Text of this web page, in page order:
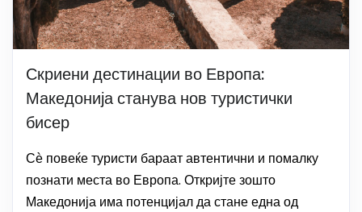
Скриени дестинации во Европа:
Македонија станува нов туристички
бисер
Сѐ повеќе туристи бараат автентични и помалку
познати места во Европа. Откријте зошто
Македонија има потенцијал да стане една од